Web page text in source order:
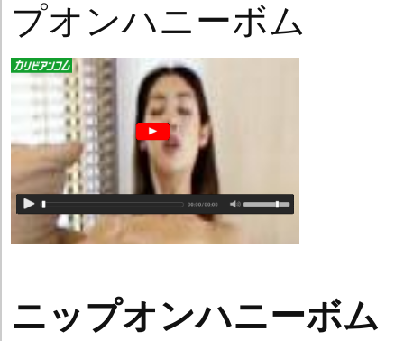
プオンハニーボム
ニップオンハニーボム